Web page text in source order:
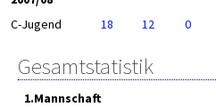
C-Jugend
18 12 0
Gesamtstatistik
1.Mannschaft